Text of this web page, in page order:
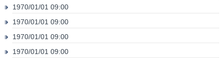
1970/01/01 09:00
1970/01/01 09:00
1970/01/01 09:00
1970/01/01 09:00